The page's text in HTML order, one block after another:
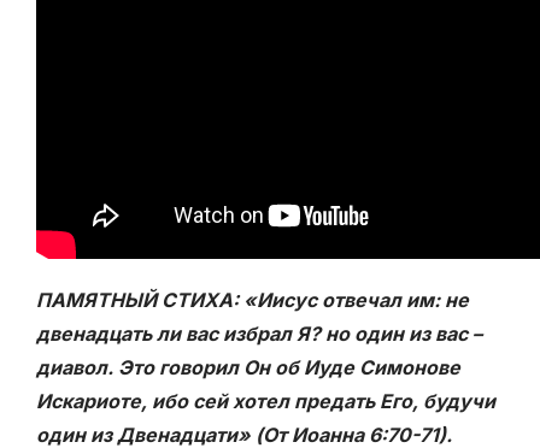
ПАМЯТНЫЙ СТИХA: «Иисус отвечал им: не
двенадцать ли вас избрал Я? но один из вас –
диавол. Это говорил Он об Иуде Симонове
Искариоте, ибо сей хотел предать Его, будучи
один из Двенадцати» (От Иоанна 6:70-71).